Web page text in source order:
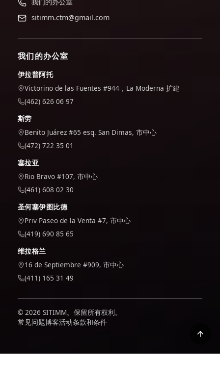
sitimm.ctm@gmail.com
我们的办公室
伊拉普阿托
Victorino de las Fuentes #944，La Moderna 扩建
(462) 626 06 97
斯劳
Benito Juárez #65 esq. San Dimas, 市中心
(472) 722 35 01
塞拉亚
Rio Bravo #107, 市中心
(461) 608 02 30
圣何塞伊图比德
Priv Paseo de la Venta #7, 市中心
(419) 690 85 65
维拉格兰
16 de Septiembre #909, 市中心
(411) 165 31 49
© 2026 SITIMM。保留所有权利。
常见问题博客活动条款和条件